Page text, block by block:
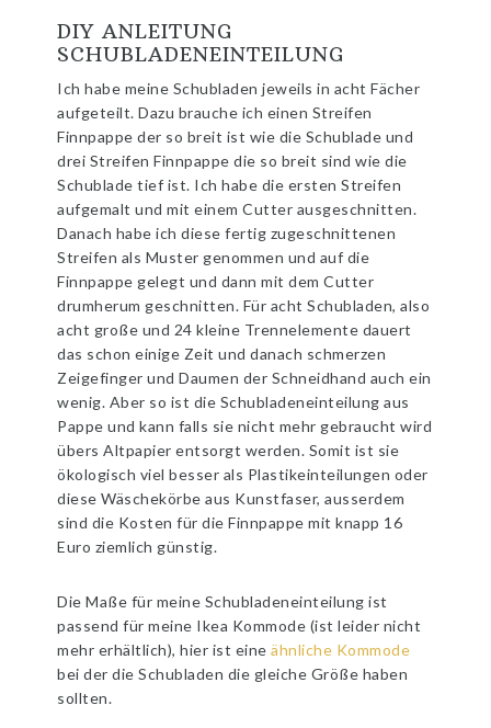
DIY ANLEITUNG
SCHUBLADENEINTEILUNG
Ich habe meine Schubladen jeweils in acht Fächer
aufgeteilt. Dazu brauche ich einen Streifen
Finnpappe der so breit ist wie die Schublade und
drei Streifen Finnpappe die so breit sind wie die
Schublade tief ist. Ich habe die ersten Streifen
aufgemalt und mit einem Cutter ausgeschnitten.
Danach habe ich diese fertig zugeschnittenen
Streifen als Muster genommen und auf die
Finnpappe gelegt und dann mit dem Cutter
drumherum geschnitten. Für acht Schubladen, also
acht große und 24 kleine Trennelemente dauert
das schon einige Zeit und danach schmerzen
Zeigefinger und Daumen der Schneidhand auch ein
wenig. Aber so ist die Schubladeneinteilung aus
Pappe und kann falls sie nicht mehr gebraucht wird
übers Altpapier entsorgt werden. Somit ist sie
ökologisch viel besser als Plastikeinteilungen oder
diese Wäschekörbe aus Kunstfaser, ausserdem
sind die Kosten für die Finnpappe mit knapp 16
Euro ziemlich günstig.
Die Maße für meine Schubladeneinteilung ist
passend für meine Ikea Kommode (ist leider nicht
mehr erhältlich), hier ist eineähnliche Kommode
bei der die Schubladen die gleiche Größe haben
sollten.